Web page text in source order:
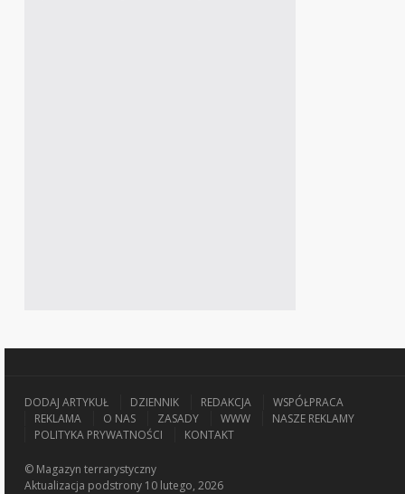
DODAJ ARTYKUŁ DZIENNIK REDAKCJA
WSPÓŁPRACA
REKLAMA
O NAS ZASADY WWW
NASZE REKLAMY
POLITYKA PRYWATNOŚCI
KONTAKT
© Magazyn terrarystyczny
Aktualizacja podstrony 10 lutego, 2026